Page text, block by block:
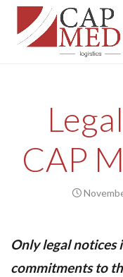
CAP
Only legal notices
commitments to